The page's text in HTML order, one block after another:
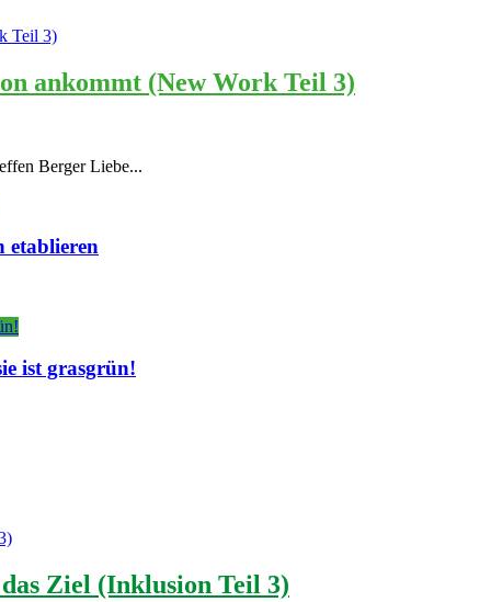
ankommt (New Work Teil 3)
Berger Liebe...
etablieren
ist grasgrün!
Ziel (Inklusion Teil 3)